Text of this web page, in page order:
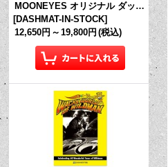
MOONEYES オリジナル ダッシュマット (in Stock!)
[DASHMAT-IN-STOCK]
12,650円 ～ 19,800円 (税込)